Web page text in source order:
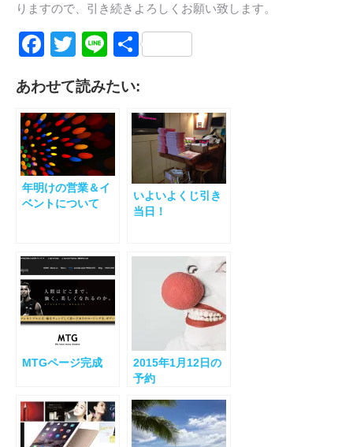
りますので、引き続きよろしくお願い致します。
Facebook
Twitter
Line共
あわせて読みたい:
年明けの営業＆イ
ベントについて
いよいよくじ引き
当日！
MTGページ完成
2015年1月12日の
予約